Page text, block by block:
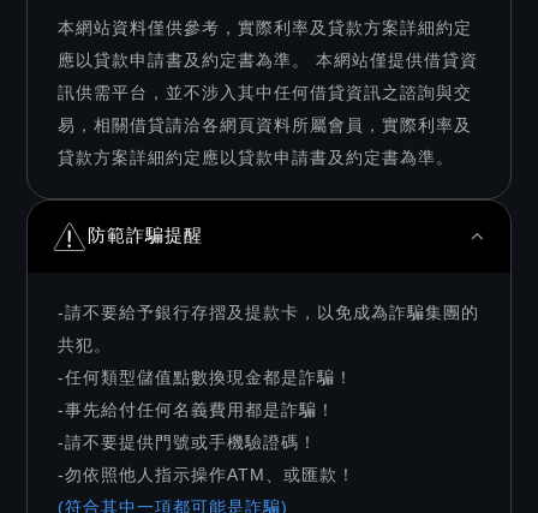
本網站資料僅供參考，實際利率及貸款方案詳細約定
應以貸款申請書及約定書為準。 本網站僅提供借貸資
訊供需平台，並不涉入其中任何借貸資訊之諮詢與交
易，相關借貸請洽各網頁資料所屬會員，實際利率及
貸款方案詳細約定應以貸款申請書及約定書為準。
防範詐騙提醒
-請不要給予銀行存摺及提款卡，以免成為詐騙集團的
共犯。
-任何類型儲值點數換現金都是詐騙！
-事先給付任何名義費用都是詐騙！
-請不要提供門號或手機驗證碼！
-勿依照他人指示操作ATM、或匯款！
(符合其中一項都可能是詐騙)